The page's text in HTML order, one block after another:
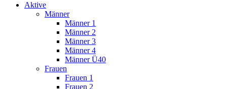
Aktive
Männer
Männer 1
Männer 2
Männer 3
Männer 4
Männer Ü40
Frauen
Frauen 1
Frauen 2